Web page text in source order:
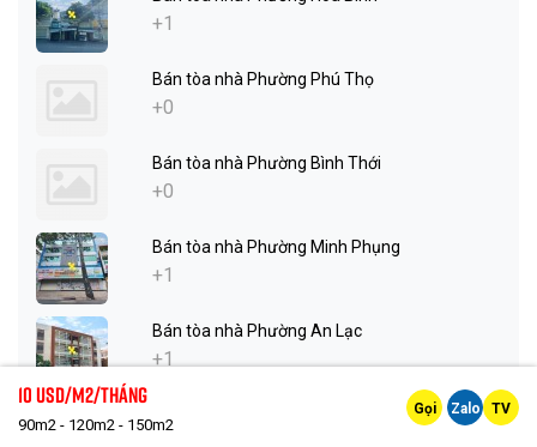
+1
Bán tòa nhà Phường Phú Thọ
+0
Bán tòa nhà Phường Bình Thới
+0
Bán tòa nhà Phường Minh Phụng
+1
Bán tòa nhà Phường An Lạc
+1
Bán tòa nhà Phường Bình Hưng Hòa
10 Usd/m2/tháng
90m2 - 120m2 - 150m2
Gọi Zalo TV